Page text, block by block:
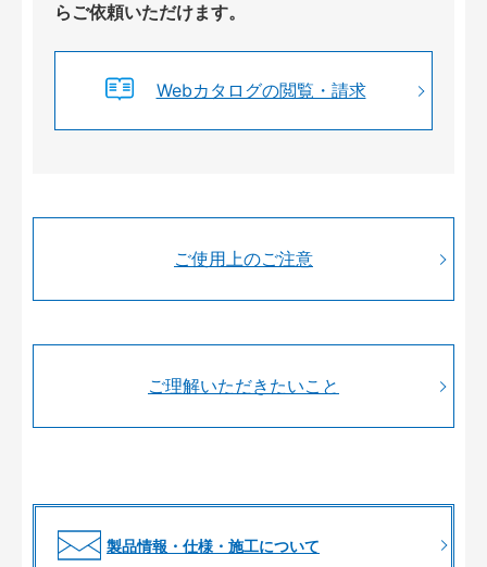
らご依頼いただけます。
Webカタログの閲覧・請求
ご使用上のご注意
ご理解いただきたいこと
製品情報・仕様・施工について